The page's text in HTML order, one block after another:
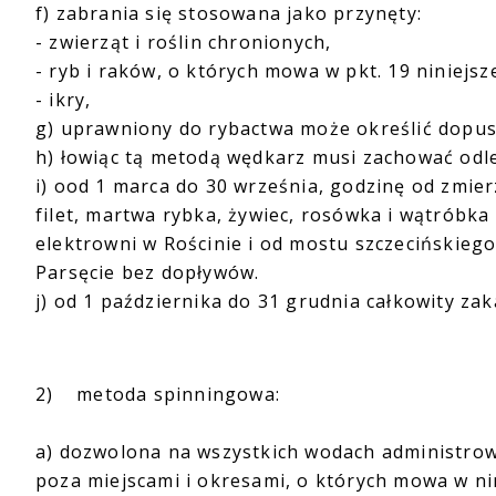
f) zabrania się stosowana jako przynęty:
- zwierząt i roślin chronionych,
- ryb i raków, o których mowa w pkt. 19
- ikry,
g) uprawniony do rybactwa może określić
h) łowiąc tą metodą wędkarz musi zachować
i) ood 1 marca do 30 września, godzinę od
filet, martwa rybka, żywiec, rosówka i
elektrowni w Rościnie i od mostu
Parsęcie bez dopływów.
j) od 1 października do 31 grudnia całkowity
2) metoda spinningowa:
a) dozwolona na wszystkich wodach
poza miejscami i okresami, o których mowa w